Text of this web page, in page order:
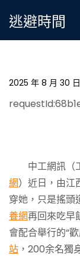
逃避時間
萍鄉市安源區
2025 年 8 月 30 日
中工網訊（工
網）近日，由江
穿她，只是搖頭
養網再回來吃早
會配合舉行的“
站 ，200余名獨